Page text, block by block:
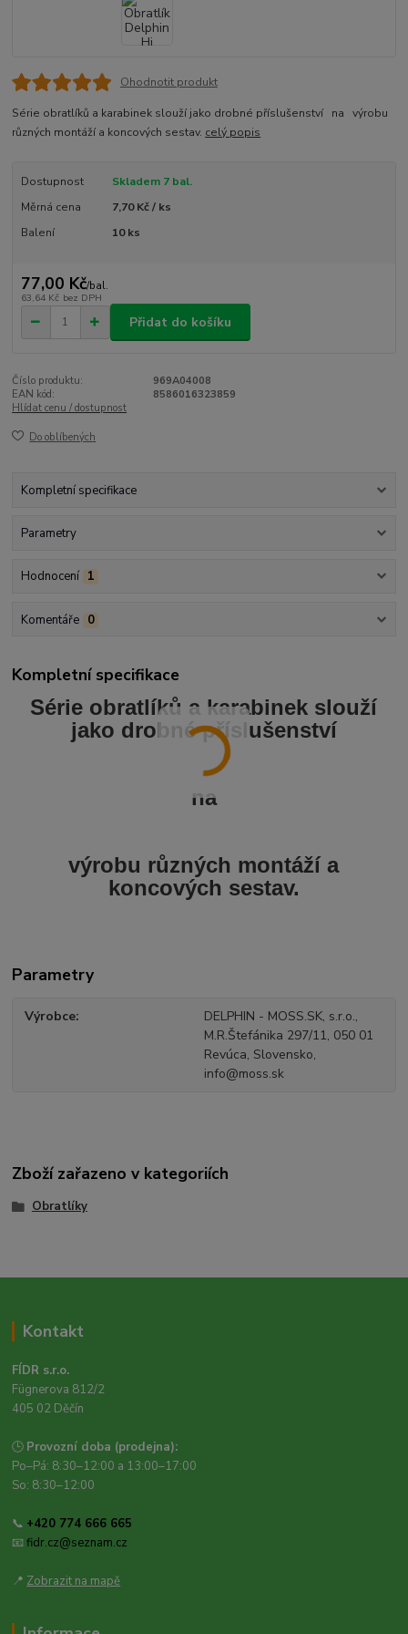
Ohodnotit produkt
Série obratlíků a karabinek slouží jako drobné příslušenství na výrobu
různých montáží a koncových sestav. celý popis
Dostupnost
Skladem 7 bal.
Měrná cena
7,70 Kč / ks
Balení
10 ks
77,00 Kč/bal.
63,64 Kč bez DPH
Přidat do košíku
Číslo produktu:
969A04008
EAN kód:
8586016323859
Hlídat cenu / dostupnost
Do oblíbených
Kompletní specifikace
Parametry
Hodnocení 1
Komentáře 0
Kompletní specifikace
Série obratlíků a karabinek slouží
jako drobné příslušenství
na
výrobu různých montáží a
koncových sestav.
Parametry
Výrobce
DELPHIN - MOSS.SK, s.r.o.,
M.R.Štefánika 297/11, 050 01
Revúca, Slovensko,
info@moss.sk
Zboží zařazeno v kategoriích
Obratlíky
Kontakt
FÍDR s.r.o.
Fügnerova 812/2
405 02 Děčín
🕒 Provozní doba (prodejna):
Po–Pá: 8:30–12:00 a 13:00–17:00
So: 8:30–12:00
📞 +420 774 666 665
📧fidr.cz@seznam.cz
📍 Zobrazit na mapě